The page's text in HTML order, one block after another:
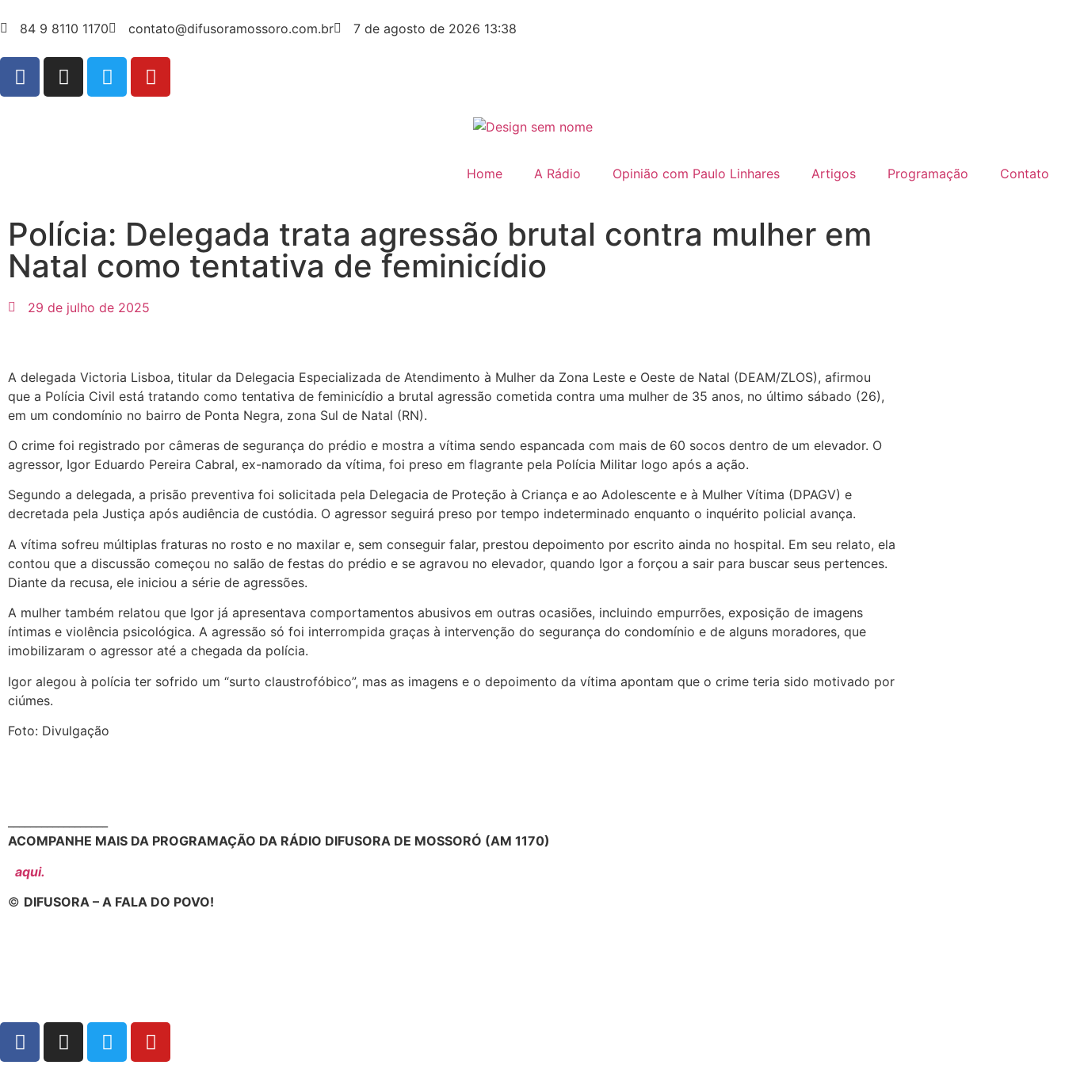
84 9 8110 1170 contato@difusoramossoro.com.br 7 de agosto de 2026 13:38
Home A Rádio Opinião com Paulo Linhares Artigos Programação Contato
Polícia: Delegada trata agressão brutal contra mulher em
Natal como tentativa de feminicídio
29 de julho de 2025
A delegada Victoria Lisboa, titular da Delegacia Especializada de Atendimento à Mulher da Zona Leste e Oeste de Natal (DEAM/ZLOS), afirmou
que a Polícia Civil está tratando como tentativa de feminicídio a brutal agressão cometida contra uma mulher de 35 anos, no último sábado (26),
em um condomínio no bairro de Ponta Negra, zona Sul de Natal (RN).
O crime foi registrado por câmeras de segurança do prédio e mostra a vítima sendo espancada com mais de 60 socos dentro de um elevador. O
agressor, Igor Eduardo Pereira Cabral, ex-namorado da vítima, foi preso em flagrante pela Polícia Militar logo após a ação.
Segundo a delegada, a prisão preventiva foi solicitada pela Delegacia de Proteção à Criança e ao Adolescente e à Mulher Vítima (DPAGV) e
decretada pela Justiça após audiência de custódia. O agressor seguirá preso por tempo indeterminado enquanto o inquérito policial avança.
A vítima sofreu múltiplas fraturas no rosto e no maxilar e, sem conseguir falar, prestou depoimento por escrito ainda no hospital. Em seu relato, ela
contou que a discussão começou no salão de festas do prédio e se agravou no elevador, quando Igor a forçou a sair para buscar seus pertences.
Diante da recusa, ele iniciou a série de agressões.
A mulher também relatou que Igor já apresentava comportamentos abusivos em outras ocasiões, incluindo empurrões, exposição de imagens
íntimas e violência psicológica. A agressão só foi interrompida graças à intervenção do segurança do condomínio e de alguns moradores, que
imobilizaram o agressor até a chegada da polícia.
Igor alegou à polícia ter sofrido um “surto claustrofóbico”, mas as imagens e o depoimento da vítima apontam que o crime teria sido motivado por
ciúmes.
Foto: Divulgação
ACOMPANHE MAIS DA PROGRAMAÇÃO DA RÁDIO DIFUSORA DE MOSSORÓ (AM 1170)
aqui.
© DIFUSORA – A FALA DO POVO!